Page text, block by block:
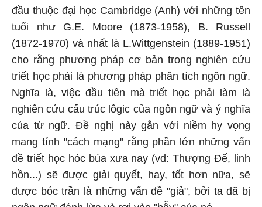
đầu thuộc đại học Cambridge (Anh) với những tên
tuổi như G.E. Moore (1873-1958), B. Russell
(1872-1970) và nhất là L.Wittgenstein (1889-1951)
cho rằng phương pháp cơ bản trong nghiên cứu
triết học phải là phương pháp phân tích ngôn ngữ.
Nghĩa là, việc đầu tiên mà triết học phải làm là
nghiên cứu cấu trúc lôgic của ngôn ngữ và ý nghĩa
của từ ngữ. Đề nghị này gắn với niềm hy vọng
mang tính "cách mạng" rằng phần lớn những vấn
đề triết học hóc búa xưa nay (vd: Thượng Đế, linh
hồn...) sẽ được giải quyết, hay, tốt hơn nữa, sẽ
được bóc trần là những vấn đề "giả", bởi ta đã bị